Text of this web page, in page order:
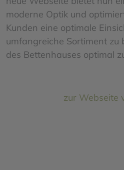
moderne Optik und
Kunden eine optimale
umfangreiche Sortiment zu
des Bettenhauses optimal
zur Webseite